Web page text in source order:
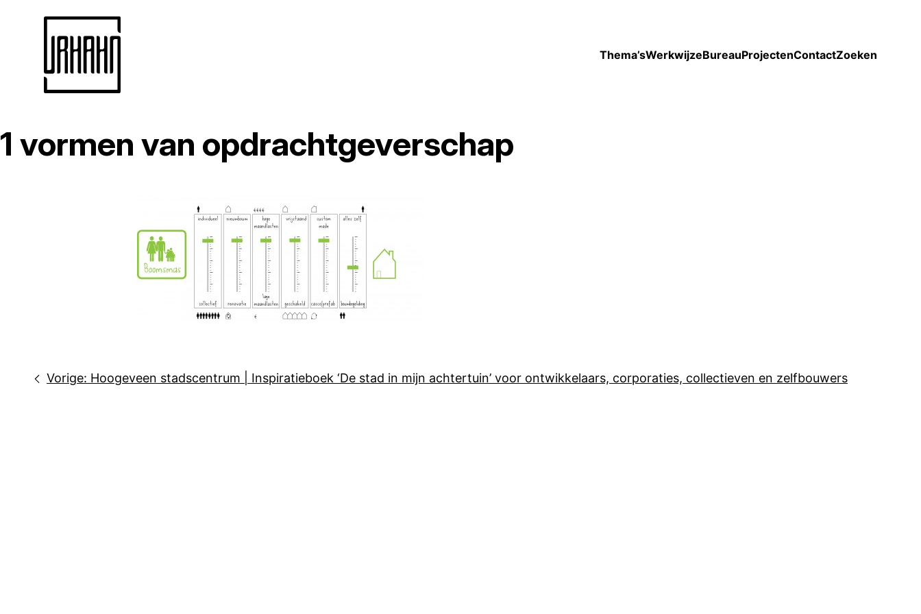
Naar
inhoud
Thema’sWerkwijzeBureauProjectenContactZoeken
1 vormen van opdrachtgeverschap
Bericht
Vorige: Hoogeveen stadscentrum | Inspiratieboek ‘De stad in mijn achtertuin’ voor ontwikkelaars, corporaties, collectieven en zelfbouwers